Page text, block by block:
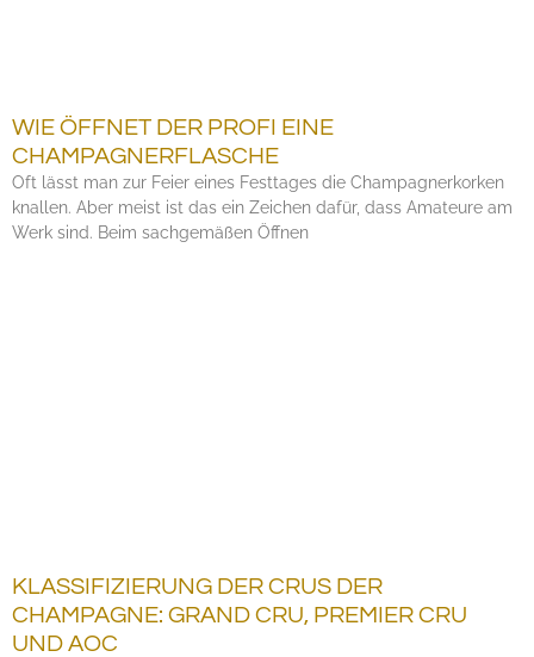
WIE ÖFFNET DER PROFI EINE
CHAMPAGNERFLASCHE
Oft lässt man zur Feier eines Festtages die Champagnerkorken
knallen. Aber meist ist das ein Zeichen dafür, dass Amateure am
Werk sind. Beim sachgemäßen Öffnen
KLASSIFIZIERUNG DER CRUS DER
CHAMPAGNE: GRAND CRU, PREMIER CRU
UND AOC